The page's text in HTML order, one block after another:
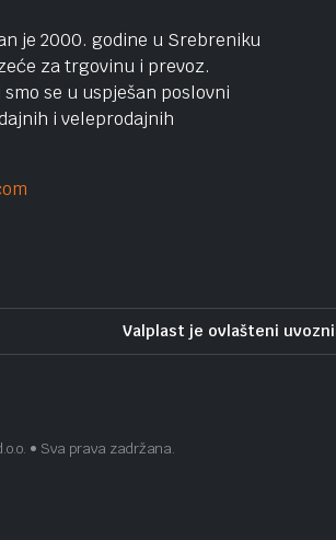
je 2000. godine u Srebreniku
za trgovinu i prevoz.
se u uspješan poslovni
i veleprodajnih
Valplast je ovlašteni
• Sva prava zadržana.